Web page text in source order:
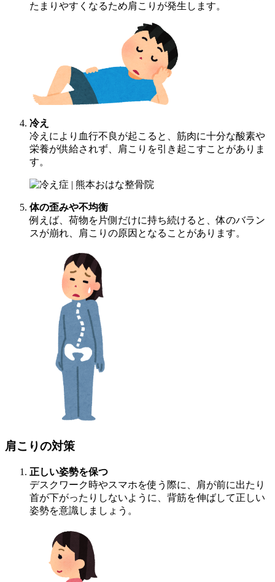
たまりやすくなるため肩こりが発生します。
冷え
冷えにより血行不良が起こると、筋肉に十分な酸素や
栄養が供給されず、肩こりを引き起こすことがありま
す。
体の歪みや不均衡
例えば、荷物を片側だけに持ち続けると、体のバラン
スが崩れ、肩こりの原因となることがあります。
肩こりの対策
正しい姿勢を保つ
デスクワーク時やスマホを使う際に、肩が前に出たり
首が下がったりしないように、背筋を伸ばして正しい
姿勢を意識しましょう。